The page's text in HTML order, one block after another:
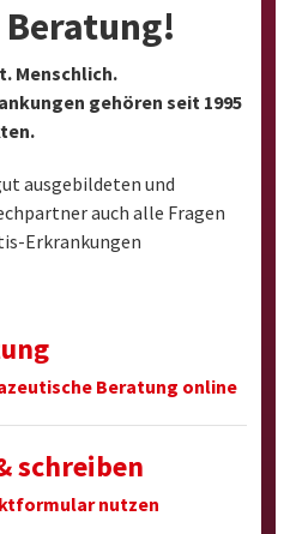
Beratung!
Menschlich.
gehören seit 1995
ausgebildeten und
auch alle Fragen
Erkrankungen
Beratung online
schreiben
nutzen